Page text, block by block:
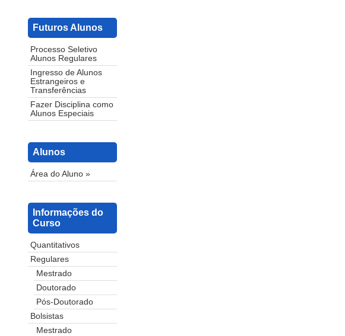
Futuros Alunos
Processo Seletivo
Alunos Regulares
Ingresso de Alunos
Estrangeiros e
Transferências
Fazer Disciplina como
Alunos Especiais
Alunos
Área do Aluno »
Informações do
Curso
Quantitativos
Regulares
Mestrado
Doutorado
Pós-Doutorado
Bolsistas
Mestrado